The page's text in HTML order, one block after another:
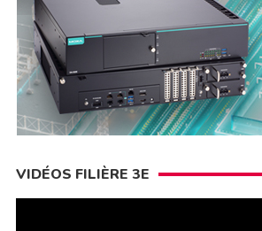
VIDÉOS FILIÈRE 3E